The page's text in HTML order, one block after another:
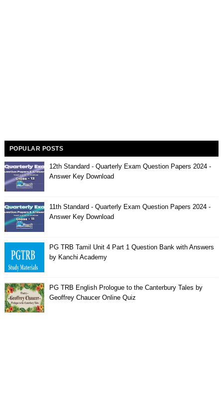
POPULAR POSTS
12th Standard - Quarterly Exam Question Papers 2024 -
Answer Key Download
11th Standard - Quarterly Exam Question Papers 2024 -
Answer Key Download
PG TRB Tamil Unit 4 Part 1 Question Bank with Answers
by Kanchi Academy
PG TRB English Prologue to the Canterbury Tales by
Geoffrey Chaucer Online Quiz